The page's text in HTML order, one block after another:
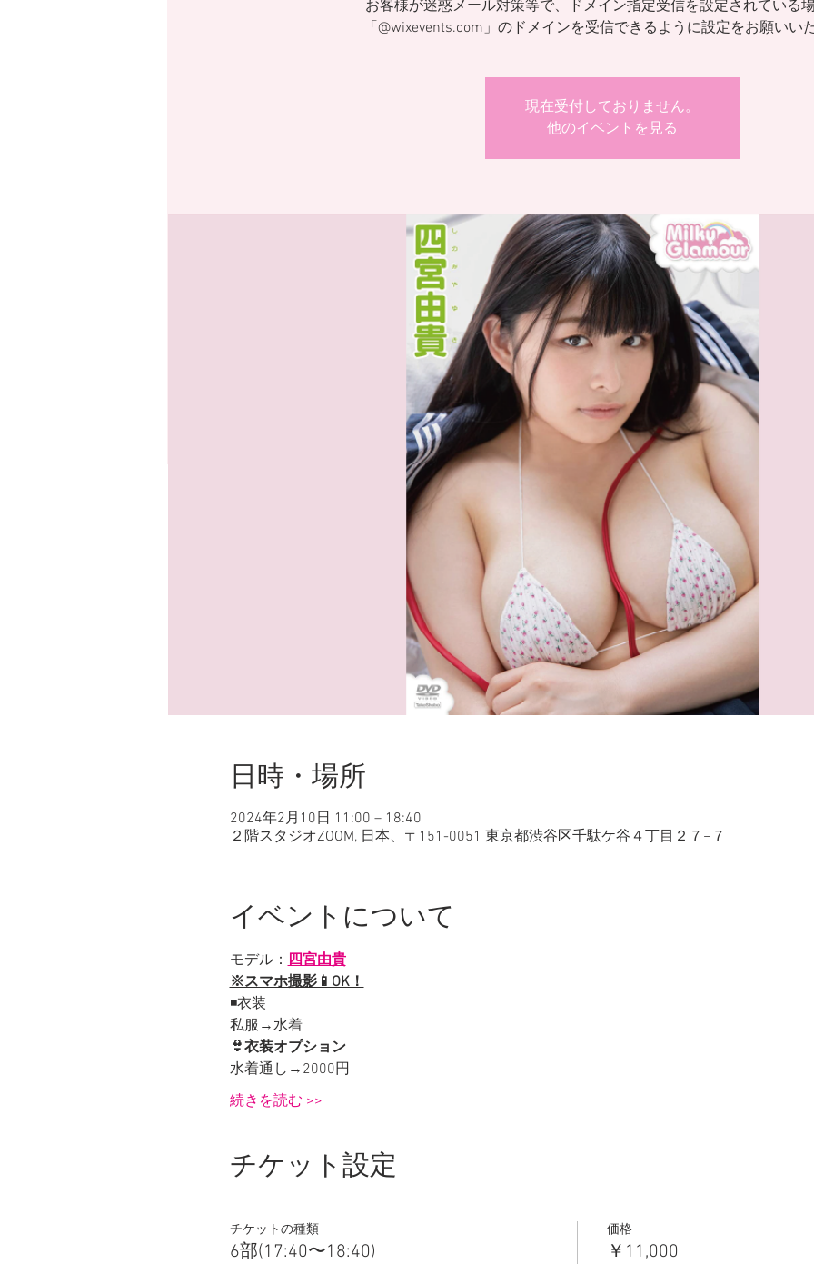
お客様が迷惑メール対策等で、ドメイン指定受信を設定されている場
「@wixevents.com」のドメインを受信できるように設定をお願いい
現在受付しておりません。
他のイベントを見る
日時・場所
2024年2月10日 11:00 – 18:40
２階スタジオZOOM, 日本、〒151-0051 東京都渋谷区千駄ケ谷４丁目２７−７
イベントについて
モデル：四宮由貴
※スマホ撮影📱OK！
◾️衣装
私服→水着
👙衣装オプション
水着通し→2000円
続きを読む >>
チケット設定
チケットの種類
6部(17:40〜18:40)
価格
￥11,000